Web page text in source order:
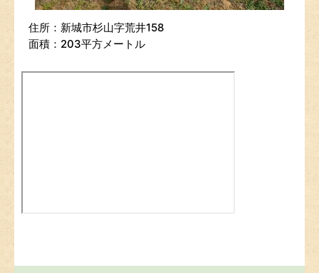
住所：新城市杉山字荒井158
面積：203平方メートル